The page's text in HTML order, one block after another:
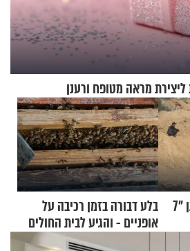
דיווח בשוויץ: חמאס תכנן "7
בלע דבורה בזמן רכיבה על
אופניים - והגיע לבית החולים
במצב מסכן חיים